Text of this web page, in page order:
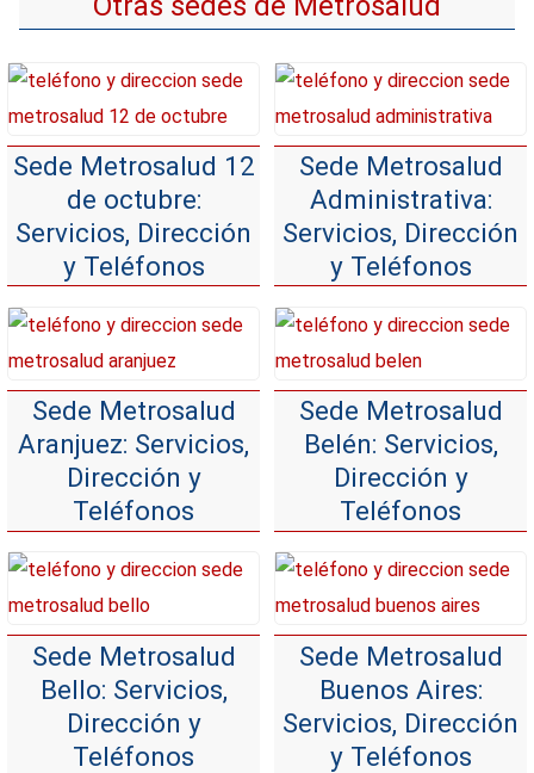
Sede Metrosalud 12
de octubre:
Servicios, Dirección
y Teléfonos
Sede Metrosalud
Administrativa:
Servicios, Dirección
y Teléfonos
Sede Metrosalud
Aranjuez: Servicios,
Dirección y
Teléfonos
Sede Metrosalud
Belén: Servicios,
Dirección y
Teléfonos
Sede Metrosalud
Bello: Servicios,
Dirección y
Teléfonos
Sede Metrosalud
Buenos Aires:
Servicios, Dirección
y Teléfonos